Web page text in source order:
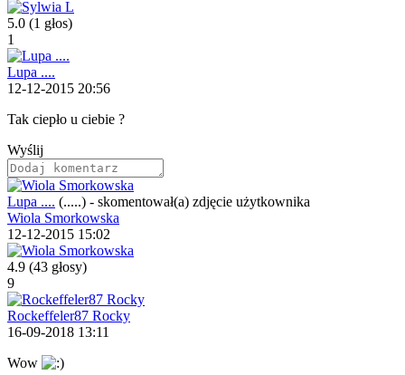
5.0 (1 głos)
1
Lupa ....
12-12-2015 20:56
Tak ciepło u ciebie ?
Wyślij
Lupa .... (.....) - skomentował(a) zdjęcie użytkownika
Wiola Smorkowska
12-12-2015 15:02
4.9 (43 głosy)
9
Rockeffeler87 Rocky
16-09-2018 13:11
Wow